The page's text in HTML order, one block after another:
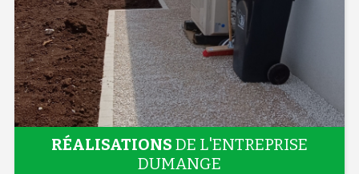
RÉALISATIONS DE L'ENTREPRISE
DUMANGE